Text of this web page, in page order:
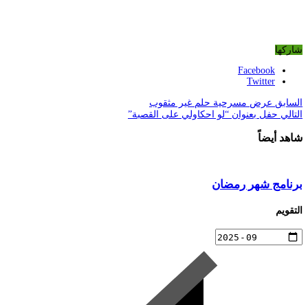
شاركها
Facebook
Twitter
السابق عرض مسرحية حلم غير مثقوب
التالي حفل بعنوان “لو احكاولي على القصبة”
شاهد أيضاً
برنامج شهر رمضان
التقويم